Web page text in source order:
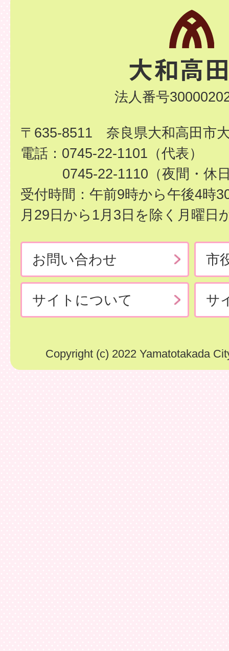
法人番号
〒635-8511 奈良県大和高田市
電話：0745-22-1101（代表）
0745-22-1110（夜間・休
受付時間：午前9時から午後4時
月29日から1月3日を除く月曜日
お問い合わせ 市
サイトについて サ
Copyright (c) 2022 Yamatotakada